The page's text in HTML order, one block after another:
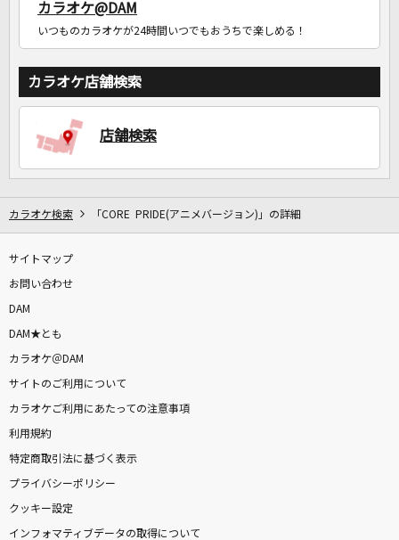
カラオケ@DAM
いつものカラオケが24時間いつでもおうちで楽しめる！
カラオケ店舗検索
店舗検索
カラオケ検索 「CORE PRIDE(アニメバージョン)」の詳細
サイトマップ
お問い合わせ
DAM
DAM★とも
カラオケ＠DAM
サイトのご利用について
カラオケご利用にあたっての注意事項
利用規約
特定商取引法に基づく表示
プライバシーポリシー
クッキー設定
インフォマティブデータの取得について